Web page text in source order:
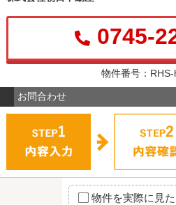
0745-
物件番号：
お問合わせ
物件を実際に見